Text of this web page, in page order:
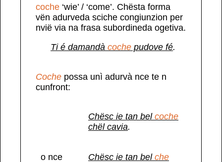
coche ‘wie’ / ‘come’. Chësta forma
vën adurveda sciche congiunzion per
nvië via na frasa subordineda ogetiva.
Ti é damandà coche pudove fé.
Coche possa unì adurvà nce te n
cunfront:
Chësc ie tan bel coche
chël cavia.
o nce
Chësc ie tan bel che